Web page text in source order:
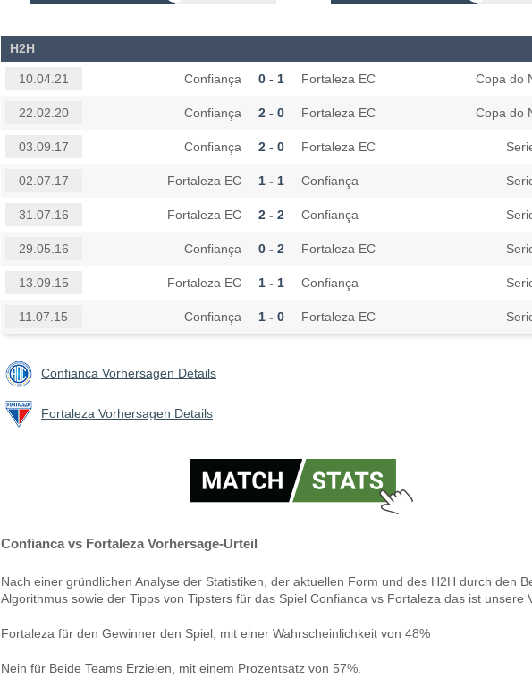
H2H
10.04.21 Confiança 0 - 1 Fortaleza EC Copa do
22.02.20 Confiança 2 - 0 Fortaleza EC Copa do
03.09.17 Confiança 2 - 0 Fortaleza EC
02.07.17 Fortaleza EC 1 - 1 Confiança
31.07.16 Fortaleza EC 2 - 2 Confiança
29.05.16 Confiança 0 - 2 Fortaleza EC
13.09.15 Fortaleza EC 1 - 1 Confiança
11.07.15 Confiança 1 - 0 Fortaleza EC
Confianca Vorhersagen Details
Fortaleza Vorhersagen Details
Confianca vs Fortaleza Vorhersage-Urteil
Nach einer gründlichen Analyse der Statistiken, der aktuellen Form und des H2H durch den
Algorithmus sowie der Tipps von Tipsters für das Spiel Confianca vs Fortaleza das ist unsere
Fortaleza für den Gewinner den Spiel, mit einer Wahrscheinlichkeit von 48%
Nein für Beide Teams Erzielen, mit einem Prozentsatz von 57%.